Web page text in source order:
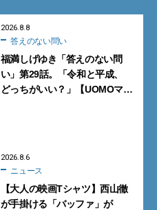
2026.8.8
答えのない問い
福満しげゆき「答えのない問
い」第29話。「令和と平成、
どっちがいい？」【UOMOマン
2026.8.6
ニュース
【大人の映画Tシャツ】西山徹
が手掛ける「バッファ」が